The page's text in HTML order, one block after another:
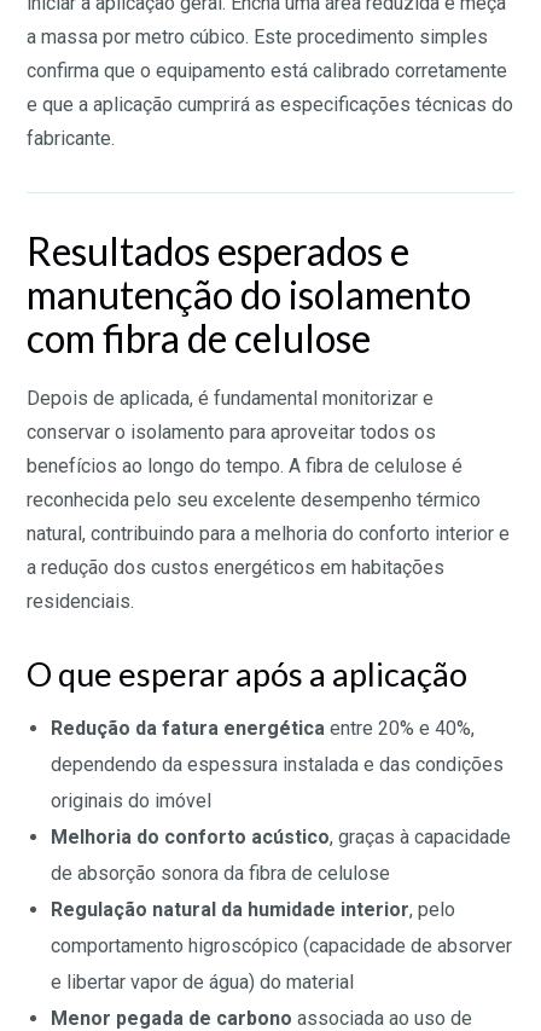
a massa por metro cúbico. Este procedimento simples
confirma que o equipamento está calibrado corretamente
e que a aplicação cumprirá as especificações técnicas do
fabricante.
Resultados esperados e
manutenção do isolamento
com fibra de celulose
Depois de aplicada, é fundamental monitorizar e
conservar o isolamento para aproveitar todos os
benefícios ao longo do tempo. A fibra de celulose é
reconhecida pelo seu excelente desempenho térmico
natural, contribuindo para a melhoria do conforto interior e
a redução dos custos energéticos em habitações
residenciais.
O que esperar após a aplicação
Redução da fatura energética entre 20% e 40%,
dependendo da espessura instalada e das condições
originais do imóvel
Melhoria do conforto acústico, graças à capacidade
de absorção sonora da fibra de celulose
Regulação natural da humidade interior, pelo
comportamento higroscópico (capacidade de absorver
e libertar vapor de água) do material
Menor pegada de carbono associada ao uso de